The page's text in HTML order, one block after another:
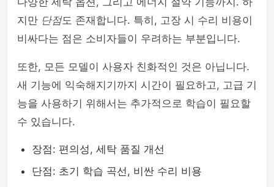
지만 단점도 존재합니다. 특히, 고장 시 수리 비용이
비싸다는 점은 소비자들이 우려하는 부분입니다.
또한, 모든 모델이 사용자 친화적인 것은 아닙니다.
새 기능에 익숙해지기까지 시간이 필요하고, 고급 기
능을 사용하기 위해서는 추가적으로 학습이 필요할
수 있습니다.
장점: 편의성, 세탁 품질 개선
단점: 초기 학습 곡선, 비싼 수리 비용